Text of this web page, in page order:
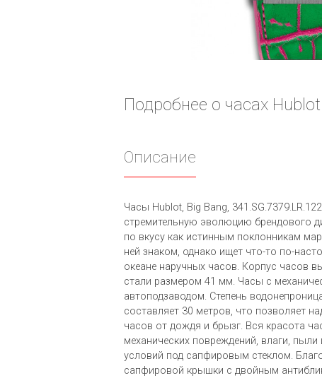
Подробнее о часах
Описание
Часы Hublot, Big Bang,
стремительную эволюцию брендового
по вкусу как истинным поклонникам
ней знаком, однако ищет что-то по-
океане наручных часов. Корпус часов
стали размером 41 мм. Часы с
автоподзаводом. Степень
составляет 30 метров, что позволяет
часов от дождя и брызг. Вся красота
механических повреждений, влаги,
условий под сапфировым стеклом.
сапфировой крышки с двойным